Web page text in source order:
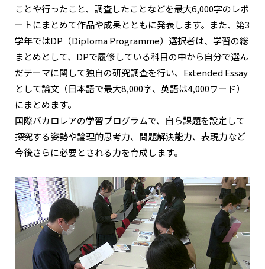
ことや行ったこと、調査したことなどを最大6,000字のレポ
ートにまとめて作品や成果とともに発表します。また、第3
学年ではDP（Diploma Programme）選択者は、学習の総
まとめとして、DPで履修している科目の中から自分で選ん
だテーマに関して独自の研究調査を行い、Extended Essay
として論文（日本語で最大8,000字、英語は4,000ワード）
にまとめます。
国際バカロレアの学習プログラムで、自ら課題を設定して
探究する姿勢や論理的思考力、問題解決能力、表現力など
今後さらに必要とされる力を育成します。